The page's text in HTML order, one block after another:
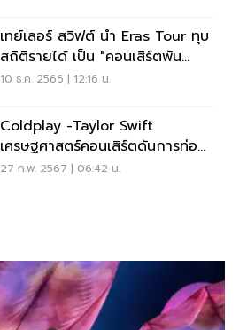
เทย์เลอร์ สวิฟต์ นำ Eras Tour ทุบ
สถิติรายได้ เป็น "คอนเสิร์ตพัน
ล้าน"แรกของโลก
10 ธ.ค. 2566 | 12:16 น.
Coldplay -Taylor Swift
เศรษฐศาสตร์คอนเสิร์ตดันการท่อง
เที่ยวสิงคโปร์
27 ก.พ. 2567 | 06:42 น.